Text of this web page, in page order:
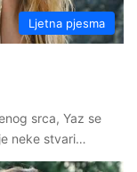
Ljetna pjesma
srca, Yaz se
neke stvari…